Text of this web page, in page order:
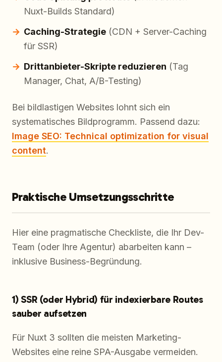
Nuxt-Builds Standard)
Caching-Strategie (CDN + Server-Caching
für SSR)
Drittanbieter-Skripte reduzieren (Tag
Manager, Chat, A/B-Testing)
Bei bildlastigen Websites lohnt sich ein
systematisches Bildprogramm. Passend dazu:
Image SEO: Technical optimization for visual
content.
Praktische Umsetzungsschritte
Hier eine pragmatische Checkliste, die Ihr Dev-
Team (oder Ihre Agentur) abarbeiten kann –
inklusive Business-Begründung.
1) SSR (oder Hybrid) für indexierbare Routes
sauber aufsetzen
Für Nuxt 3 sollten die meisten Marketing-
Websites eine reine SPA-Ausgabe vermeiden.